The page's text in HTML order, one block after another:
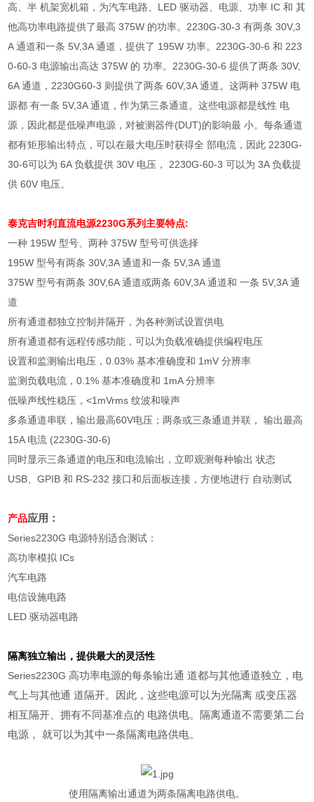
高、半 机架宽机箱，为汽车电路、 LED驱动器、电源、功率 IC和 其
他高功率电路提供了最高 375W 的功率。 2230G-30-3有两条 30V,3
A通道和一条 5V,3A通道，提供了 195W功率。 2230G-30-6和 223
0-60-3 电源输出高达 375W 的 功率。 2230G-30-6提供了两条 30V,
6A通道， 2230G60-3 则提供了两条 60V,3A通道。这两种 375W 电
源都 有一条 5V,3A通道，作为第三条通道。这些电源都是线性 电
源，因此都是低噪声电源，对被测器件(DUT)的影响最 小。每条通道
都有矩形输出特点，可以在最大电压时获得全 部电流，因此 2230G-
30-6可以为 6A负载提供 30V 电压， 2230G-60-3可以为 3A负载提
供 60V 电压。
泰克吉时利直流电源2230G系列主要特点:
一种 195W型号、两种 375W型号可供选择
195W型号有两条 30V,3A通道和一条 5V,3A通道
375W型号有两条 30V,6A通道或两条 60V,3A通道和 一条 5V,3A通
道
所有通道都独立控制并隔开，为各种测试设置供电
所有通道都有远程传感功能，可以为负载准确提供编程电压
设置和监测输出电压，0.03%基本准确度和 1mV分辨率
监测负载电流，0.1%基本准确度和 1mA分辨率
低噪声线性稳压，<1mVrms纹波和噪声
多条通道串联，输出最高60V电压；两条或三条通道并联， 输出最高
15A 电流 (2230G-30-6)
同时显示三条通道的电压和电流输出，立即观测每种输出 状态
USB 、GPIB和 RS-232接口和后面板连接，方便地进行 自动测试
产品应用：
Series2230G 电源特别适合测试：
高功率模拟 ICs
汽车电路
电信设施电路
LED驱动器电路
隔离独立输出，提供最大的灵活性
Series2230G高功率电源的每条输出通 道都与其他通道独立，电
气上与其他通 道隔开。因此，这些电源可以为光隔离 或变压器
相互隔开、拥有不同基准点的 电路供电。隔离通道不需要第二台
电源， 就可以为其中一条隔离电路供电。
使用隔离输出通道为两条隔离电路供电。